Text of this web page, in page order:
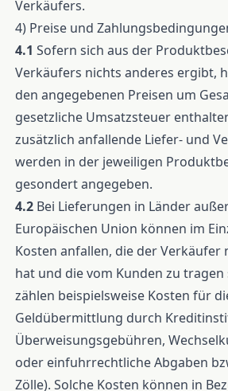
Verkäufers.
4) Preise und
4.1 Sofern sich aus der
Verkäufers nichts anderes ergibt,
den angegebenen Preisen um
gesetzliche Umsatzsteuer
zusätzlich anfallende Liefer- und
werden in der jeweiligen
gesondert angegeben.
4.2 Bei Lieferungen in Länder
Europäischen Union können im
Kosten anfallen, die der Verkäufer
hat und die vom Kunden zu tragen
zählen beispielsweise Kosten für
Geldübermittlung durch
Überweisungsgebühren,
oder einfuhrrechtliche Abgaben
Zölle). Solche Kosten können in